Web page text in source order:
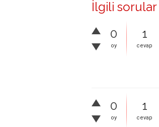
İlgili sorular
0
oy
1
cevap
0
oy
1
cevap